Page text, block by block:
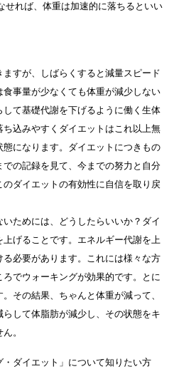
れば、体重は加速的に落ちるといい
すが、しばらくすると減量スピード
事量が少なくても体重が減少しない
て基礎代謝を下げるように働く生体
込みやすくダイエットはこれ以上無
になります。ダイエットにつきもの
の記録を見て、今までの努力と自分
ダイエットの有効性に自信を取り戻
ためには、どうしたらいいか？ダイ
げることです。エネルギー代謝を上
必要があります。これには様々な方
でウォーキングが効果的です。とに
その結果、ちゃんと体重が減って、
して体脂肪が減少し、その状態をキ
。
ダイエット」について知りたい方